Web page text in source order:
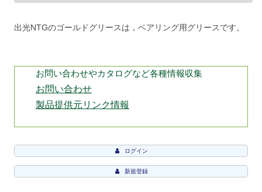
出光NTGのゴールドグリースは，ベアリング用グリースです。
お問い合わせやカタログなど各種情報収集
お問い合わせ
製品提供元リンク情報
ログイン
新規登録